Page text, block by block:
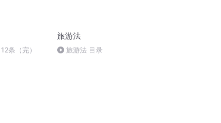
条（完）
旅游法
旅游法 目录